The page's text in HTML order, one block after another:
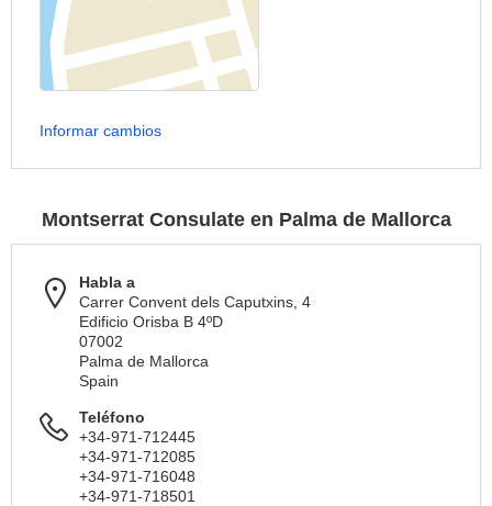
Informar cambios
Montserrat Consulate en Palma de Mallorca
Habla a
Carrer Convent dels Caputxins, 4
Edificio Orisba B 4ºD
07002
Palma de Mallorca
Spain
Teléfono
+34-971-712445
+34-971-712085
+34-971-716048
+34-971-718501